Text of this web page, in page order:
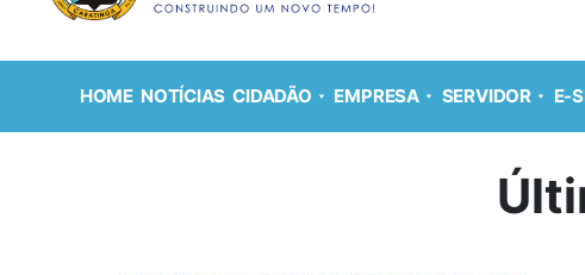
HOME NOTÍCIAS CIDADÃO EMPRESA SERVIDOR E-